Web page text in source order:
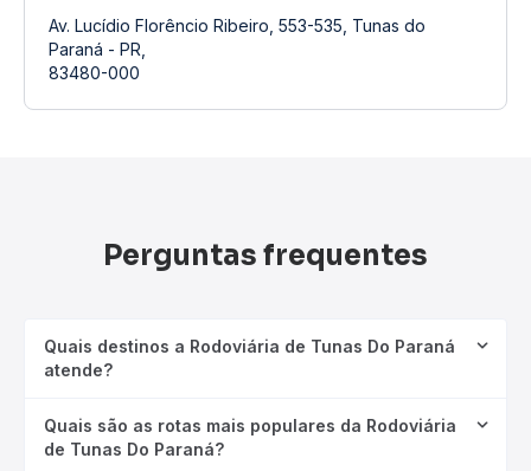
Av. Lucídio Florêncio Ribeiro, 553-535, Tunas do
Paraná - PR,
83480-000
Perguntas frequentes
Quais destinos a Rodoviária de Tunas Do Paraná
atende?
Quais são as rotas mais populares da Rodoviária
de Tunas Do Paraná?